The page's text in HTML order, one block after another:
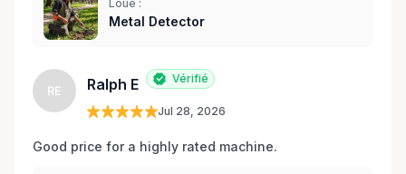
Loué :
Metal Detector
RE Ralph E Vérifié
Jul 28, 2026
Good price for a highly rated machine.